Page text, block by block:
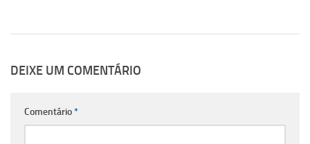
DEIXE UM COMENTÁRIO
Comentário*